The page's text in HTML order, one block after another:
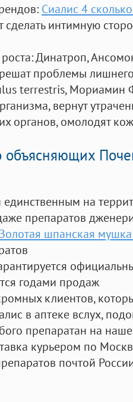
Сиалис 4
сделать интимную
: Динатроп,
проблемы
terrestris, Мориамин
вернут
органов, омолодят
объясняющих
на
препаратов
Золотая шпанская
годами продаж
клиентов,
в аптеке вслух,
препаратан на
курьером по
почтой